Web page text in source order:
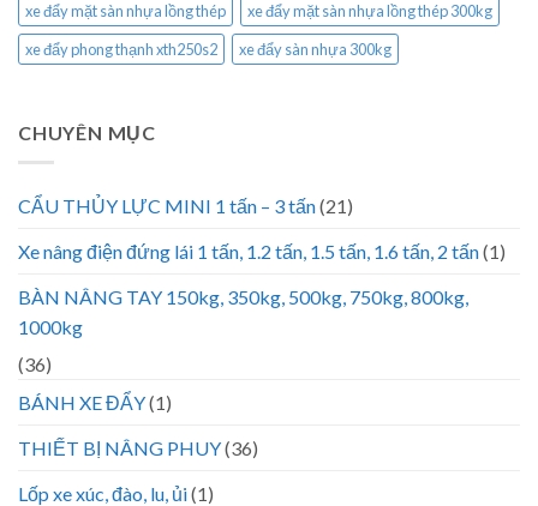
xe đẩy mặt sàn nhựa lồng thép
xe đẩy mặt sàn nhựa lồng thép 300kg
xe đẩy phong thạnh xth250s2
xe đẩy sàn nhựa 300kg
CHUYÊN MỤC
CẨU THỦY LỰC MINI 1 tấn – 3 tấn(21)
Xe nâng điện đứng lái 1 tấn, 1.2 tấn, 1.5 tấn, 1.6 tấn, 2 tấn(1)
BÀN NÂNG TAY 150kg, 350kg, 500kg, 750kg, 800kg,
1000kg
(36)
BÁNH XE ĐẨY(1)
THIẾT BỊ NÂNG PHUY(36)
Lốp xe xúc, đào, lu, ủi(1)